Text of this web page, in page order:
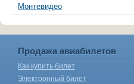
Монтевидео
Продажа авиабилетов
Как купить билет
Электронный билет